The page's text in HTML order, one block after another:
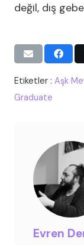
değil, dış
Etiketler : Aşk
Graduate
Evren